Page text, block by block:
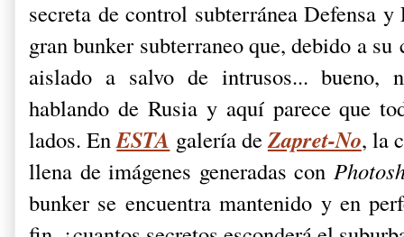
secreta de control subterránea Defensa
gran bunker subterraneo que, debido a
aislado a salvo de intrusos... bueno,
hablando de Rusia y aquí parece que
lados. EnESTA galería deZapret-No, la
llena de imágenes generadas con
bunker se encuentra mantenido y en